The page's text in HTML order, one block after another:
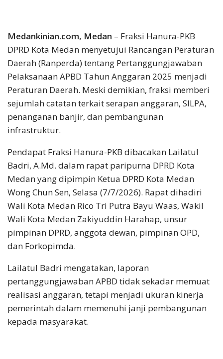
Medankinian.com, Medan – Fraksi Hanura-PKB
DPRD Kota Medan menyetujui Rancangan Peraturan
Daerah (Ranperda) tentang Pertanggungjawaban
Pelaksanaan APBD Tahun Anggaran 2025 menjadi
Peraturan Daerah. Meski demikian, fraksi memberi
sejumlah catatan terkait serapan anggaran, SILPA,
penanganan banjir, dan pembangunan
infrastruktur.
Pendapat Fraksi Hanura-PKB dibacakan Lailatul
Badri, A.Md. dalam rapat paripurna DPRD Kota
Medan yang dipimpin Ketua DPRD Kota Medan
Wong Chun Sen, Selasa (7/7/2026). Rapat dihadiri
Wali Kota Medan Rico Tri Putra Bayu Waas, Wakil
Wali Kota Medan Zakiyuddin Harahap, unsur
pimpinan DPRD, anggota dewan, pimpinan OPD,
dan Forkopimda.
Lailatul Badri mengatakan, laporan
pertanggungjawaban APBD tidak sekadar memuat
realisasi anggaran, tetapi menjadi ukuran kinerja
pemerintah dalam memenuhi janji pembangunan
kepada masyarakat.